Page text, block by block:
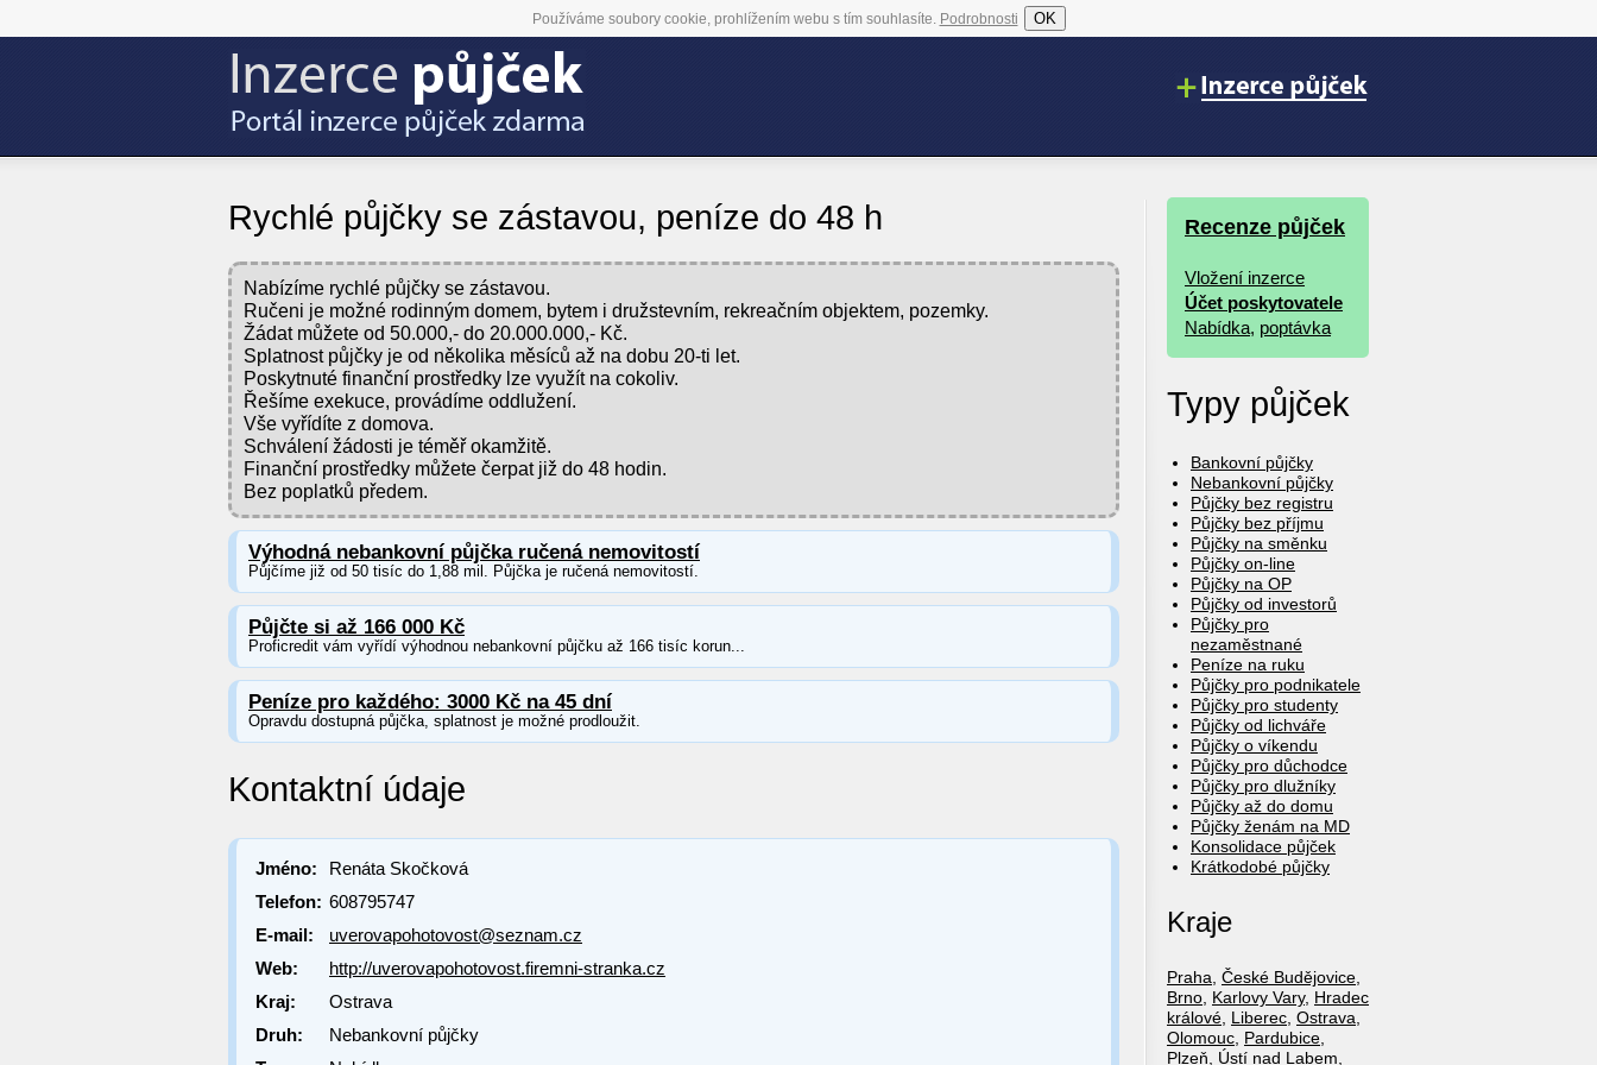
Používáme soubory cookie, prohlížením webu s tím souhlasíte. Podrobnosti OK
Rychlé půjčky se zástavou, peníze do 48 h
Nabízíme rychlé půjčky se zástavou.
Ručeni je možné rodinným domem, bytem i družstevním, rekreačním objektem, pozemky.
Žádat můžete od 50.000,- do 20.000.000,- Kč.
Splatnost půjčky je od několika měsíců až na dobu 20-ti let.
Poskytnuté finanční prostředky lze využít na cokoliv.
Řešíme exekuce, provádíme oddlužení.
Vše vyřídíte z domova.
Schválení žádosti je téměř okamžitě.
Finanční prostředky můžete čerpat již do 48 hodin.
Bez poplatků předem.
Výhodná nebankovní půjčka ručená nemovitostí
Půjčíme již od 50 tisíc do 1,88 mil. Půjčka je ručená nemovitostí.
Půjčte si až 166 000 Kč
Proficredit vám vyřídí výhodnou nebankovní půjčku až 166 tisíc korun...
Peníze pro každého: 3000 Kč na 45 dní
Opravdu dostupná půjčka, splatnost je možné prodloužit.
Kontaktní údaje
Jméno:
Renáta Skočková
Telefon: 608795747
E-mail:
uverovapohotovost@seznam.cz
Web:
http://uverovapohotovost.firemni-stranka.cz
Kraj:
Ostrava
Druh:
Nebankovní půjčky
Recenze půjček
Vložení inzerce
Účet poskytovatele
Nabídka, poptávka
Typy půjček
Bankovní půjčky
Nebankovní půjčky
Půjčky bez registru
Půjčky bez příjmu
Půjčky na směnku
Půjčky on-line
Půjčky na OP
Půjčky od investorů
Půjčky pro
nezaměstnané
Peníze na ruku
Půjčky pro podnikatele
Půjčky pro studenty
Půjčky od lichváře
Půjčky o víkendu
Půjčky pro důchodce
Půjčky pro dlužníky
Půjčky až do domu
Půjčky ženám na MD
Konsolidace půjček
Krátkodobé půjčky
Kraje
Praha, České Budějovice,
Brno, Karlovy Vary, Hradec
králové, Liberec, Ostrava,
Olomouc, Pardubice,
Plzeň, Ústí nad Labem,